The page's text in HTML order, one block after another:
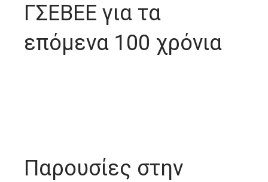
ΓΣΕΒΕΕ για τα
επόμενα 100 χρόνια
Παρουσίες στην